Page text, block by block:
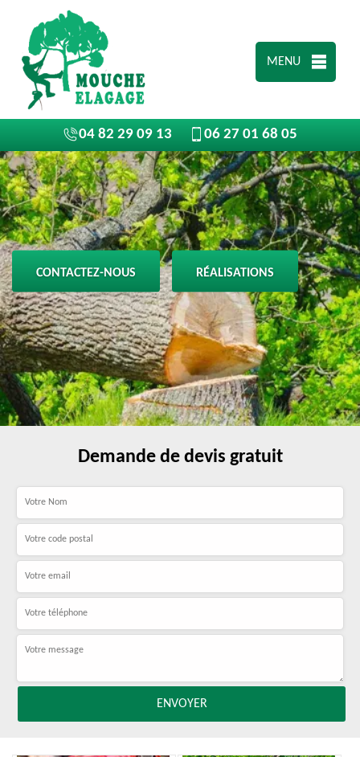
MENU
04 82 29 09 13 06 27 01 68 05
CONTACTEZ-NOUS RÉALISATIONS
Demande de devis gratuit